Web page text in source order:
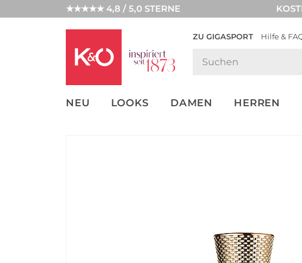
★★★★★ 4,8 / 5,0 STERNE
ZU GIGASPORT Hilfe &
NEU LOOKS DAMEN HERREN
NEW IN
WEDDING